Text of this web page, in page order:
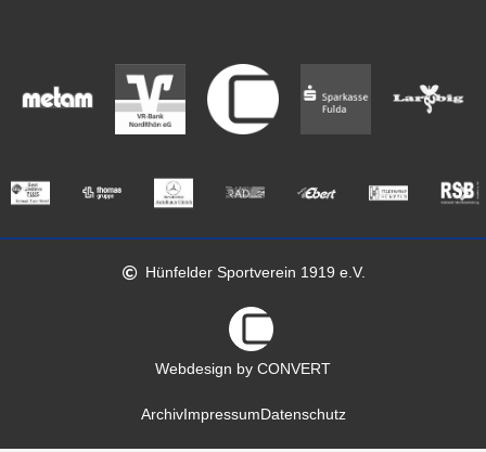
Hünfelder Sportverein 1919 e.V.
Webdesign by CONVERT
ArchivImpressumDatenschutz